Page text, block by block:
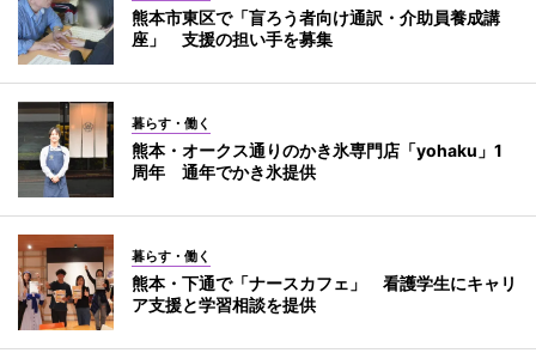
熊本市東区で「盲ろう者向け通訳・介助員養成講
座」 支援の担い手を募集
暮らす・働く
熊本・オークス通りのかき氷専門店「yohaku」1
周年 通年でかき氷提供
暮らす・働く
熊本・下通で「ナースカフェ」 看護学生にキャリ
ア支援と学習相談を提供